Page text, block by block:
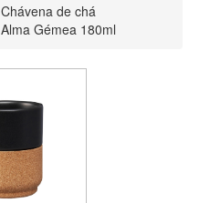
Chávena de chá
Alma Gémea 180ml